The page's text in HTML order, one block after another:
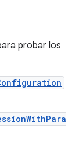
probar los